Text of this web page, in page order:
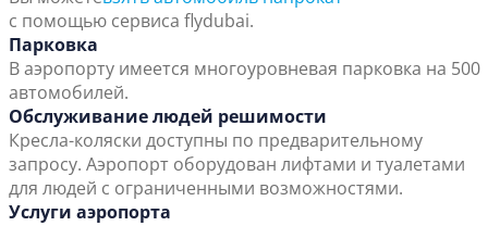
с помощью сервиса flydubai.
Парковка
В аэропорту имеется многоуровневая парковка на 500
автомобилей.
Обслуживание людей решимости
Кресла-коляски доступны по предварительному
запросу. Аэропорт оборудован лифтами и туалетами
для людей с ограниченными возможностями.
Услуги аэропорта